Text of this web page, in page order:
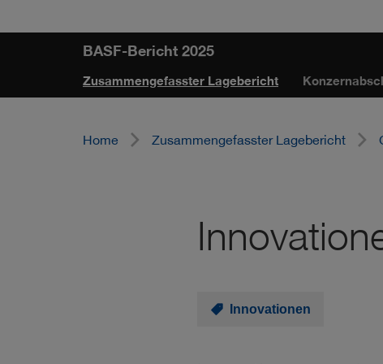
SprungmarkenBASF-Bericht 2025
Zusammengefasster Lagebericht
Home Zusammengefasster Lagebericht
Innovationen